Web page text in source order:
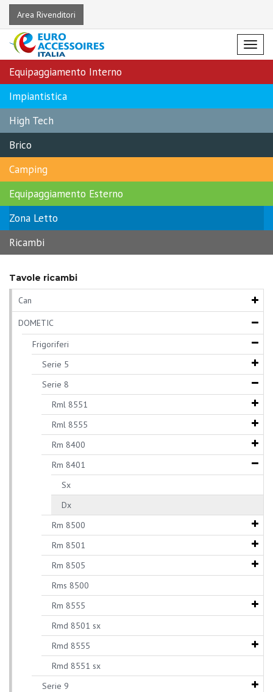
Area Rivenditori
Menu
Equipaggiamento Interno
Impiantistica
High Tech
Brico
Camping
Equipaggiamento Esterno
Zona Letto
Ricambi
Tavole ricambi
Can
DOMETIC
Frigoriferi
Serie 5
Serie 8
Rml 8551
Rml 8555
Rm 8400
Rm 8401
Sx
Dx
Rm 8500
Rm 8501
Rm 8505
Rms 8500
Rm 8555
Rmd 8501 sx
Rmd 8555
Rmd 8551 sx
Serie 9